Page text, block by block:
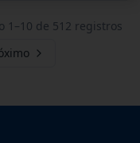
1 –10 de 512 registros